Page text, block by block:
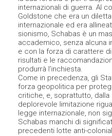
internazionali di guerra. Al
Goldstone che era un
internazionale ed era
sionismo, Schabas è un
accademico, senza alcuna
e con la forza di carattere
risultati e le
produrrà l’inchiesta.
Come in precedenza, gli
forza geopolitica per
critiche, e, soprattutto,
deplorevole limitazione
legge internazionale, non
Schabas manchi di
precedenti lotte anti-